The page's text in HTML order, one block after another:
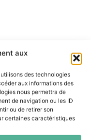
aux
des technologies
aux informations des
nous permettra de
de navigation ou les ID
ou de retirer son
certaines caractéristiques
les agents IA
à